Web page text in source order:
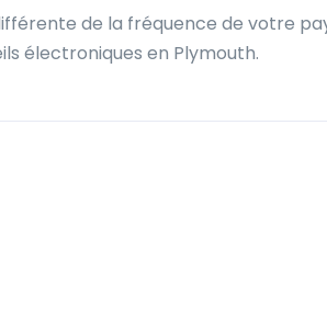
de la fréquence de votre
électroniques en Plymouth.